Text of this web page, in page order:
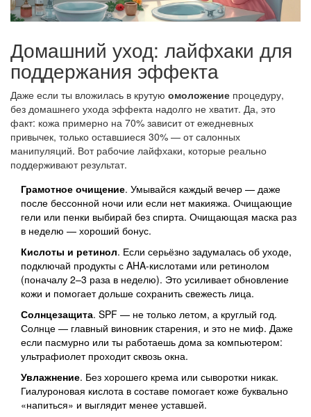
Домашний уход: лайфхаки для
поддержания эффекта
Даже если ты вложилась в крутую омоложение процедуру,
без домашнего ухода эффекта надолго не хватит. Да, это
факт: кожа примерно на 70% зависит от ежедневных
привычек, только оставшиеся 30% — от салонных
манипуляций. Вот рабочие лайфхаки, которые реально
поддерживают результат.
Грамотное очищение. Умывайся каждый вечер — даже
после бессонной ночи или если нет макияжа. Очищающие
гели или пенки выбирай без спирта. Очищающая маска раз
в неделю — хороший бонус.
Кислоты и ретинол. Если серьёзно задумалась об уходе,
подключай продукты с AHA-кислотами или ретинолом
(поначалу 2–3 раза в неделю). Это усиливает обновление
кожи и помогает дольше сохранить свежесть лица.
Солнцезащита. SPF — не только летом, а круглый год.
Солнце — главный виновник старения, и это не миф. Даже
если пасмурно или ты работаешь дома за компьютером:
ультрафиолет проходит сквозь окна.
Увлажнение. Без хорошего крема или сыворотки никак.
Гиалуроновая кислота в составе помогает коже буквально
«напиться» и выглядит менее уставшей.